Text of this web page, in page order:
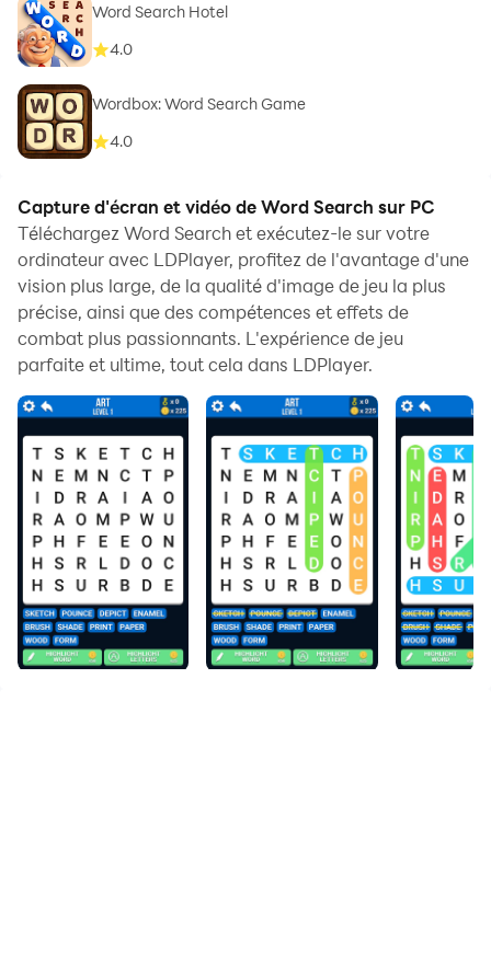
Word Search Hotel
4.0
Wordbox: Word Search Game
4.0
Capture d'écran et vidéo de Word Search sur PC
Téléchargez Word Search et exécutez-le sur votre
ordinateur avec LDPlayer, profitez de l'avantage d'une
vision plus large, de la qualité d'image de jeu la plus
précise, ainsi que des compétences et effets de
combat plus passionnants. L'expérience de jeu
parfaite et ultime, tout cela dans LDPlayer.